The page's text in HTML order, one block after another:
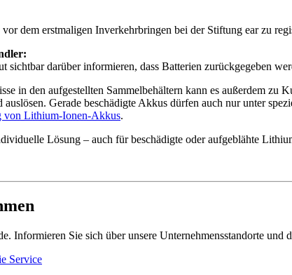
dem erstmaligen Inverkehrbringen bei der Stiftung ear zu
sichtbar darüber informieren, dass Batterien zurückgegeben
in den aufgestellten Sammelbehältern kann es außerdem
auslösen. Gerade beschädigte Akkus dürfen auch nur unter
von Lithium-Ionen-Akkus.
Lösung – auch für beschädigte oder aufgeblähte
Informieren Sie sich über unsere Unternehmensstandorte
Service